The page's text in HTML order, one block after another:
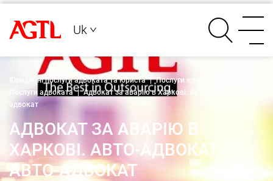
Uk
Юридичні послуги адвоката та юриста | Послуги юриста в Харкові.
Послуги адвоката | Адвокат за аварію в Харкові. Авто-адвокат і авто-
адвокат
АДВОКАТ ЗА АВАРІЮ В
ХАРКОВІ. АВТО-АДВОКАТ І
АВТО-АДВОКАТ